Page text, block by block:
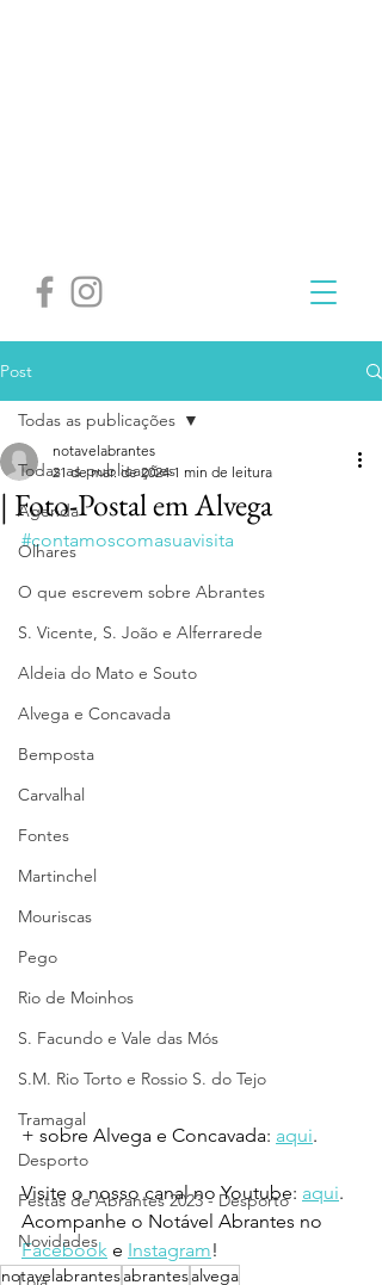
Post
Todas as publicações
Agenda
Olhares
O que escrevem sobre Abrantes
S. Vicente, S. João e Alferrarede
Aldeia do Mato e Souto
Alvega e Concavada
Bemposta
Carvalhal
Fontes
Martinchel
Mouriscas
Pego
Rio de Moinhos
S. Facundo e Vale das Mós
S.M. Rio Torto e Rossio S. do Tejo
Tramagal
Desporto
Festas de Abrantes 2023 - Desporto
Novidades
Todas as publicações
| Foto-Postal em Alvega
notavelabrantes
21 de mar. de 2024 1 min de leitura
#contamoscomasuavisita
+ sobre Alvega e Concavada: aqui.
Visite o nosso canal no Youtube: aqui.
Acompanhe o Notável Abrantes no
Facebook e Instagram!
notavelabrantesabrantesalvega